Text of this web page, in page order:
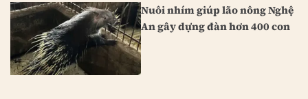
Nuôi nhím giúp lão nông Nghệ
An gây dựng đàn hơn 400 con